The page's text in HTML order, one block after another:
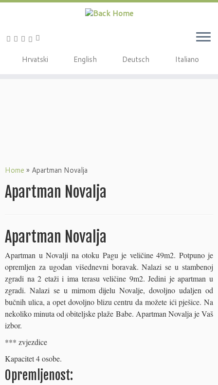
Hrvatski English Deutsch Italiano
Home » Apartman Novalja
Apartman Novalja
Apartman Novalja
Apartman u Novalji na otoku Pagu je veličine 49m2. Potpuno je
opremljen za ugodan višednevni boravak. Nalazi se u stambenoj
zgradi na 2 etaži i ima terasu veličine 9m2. Jedini je apartman u
zgradi. Nalazi se u mirnom dijelu Novalje, dovoljno udaljen od
bučnih ulica, a opet dovoljno blizu centru da možete ići pješice. Na
nekoliko minuta od obiteljske plaže Babe. Apartman Novalja je Vaš
izbor.
*** zvjezdice
Kapacitet 4 osobe.
Opremljenost: